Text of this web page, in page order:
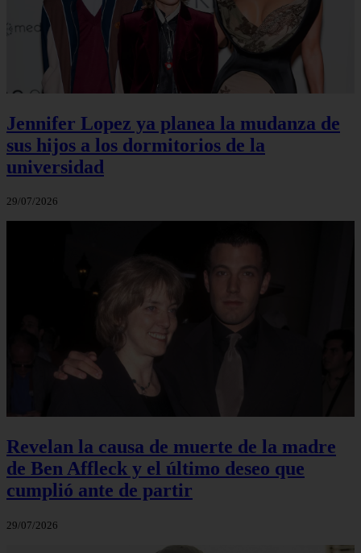
Jennifer Lopez ya planea la mudanza de
sus hijos a los dormitorios de la
universidad
29/07/2026
Revelan la causa de muerte de la madre
de Ben Affleck y el último deseo que
cumplió ante de partir
29/07/2026